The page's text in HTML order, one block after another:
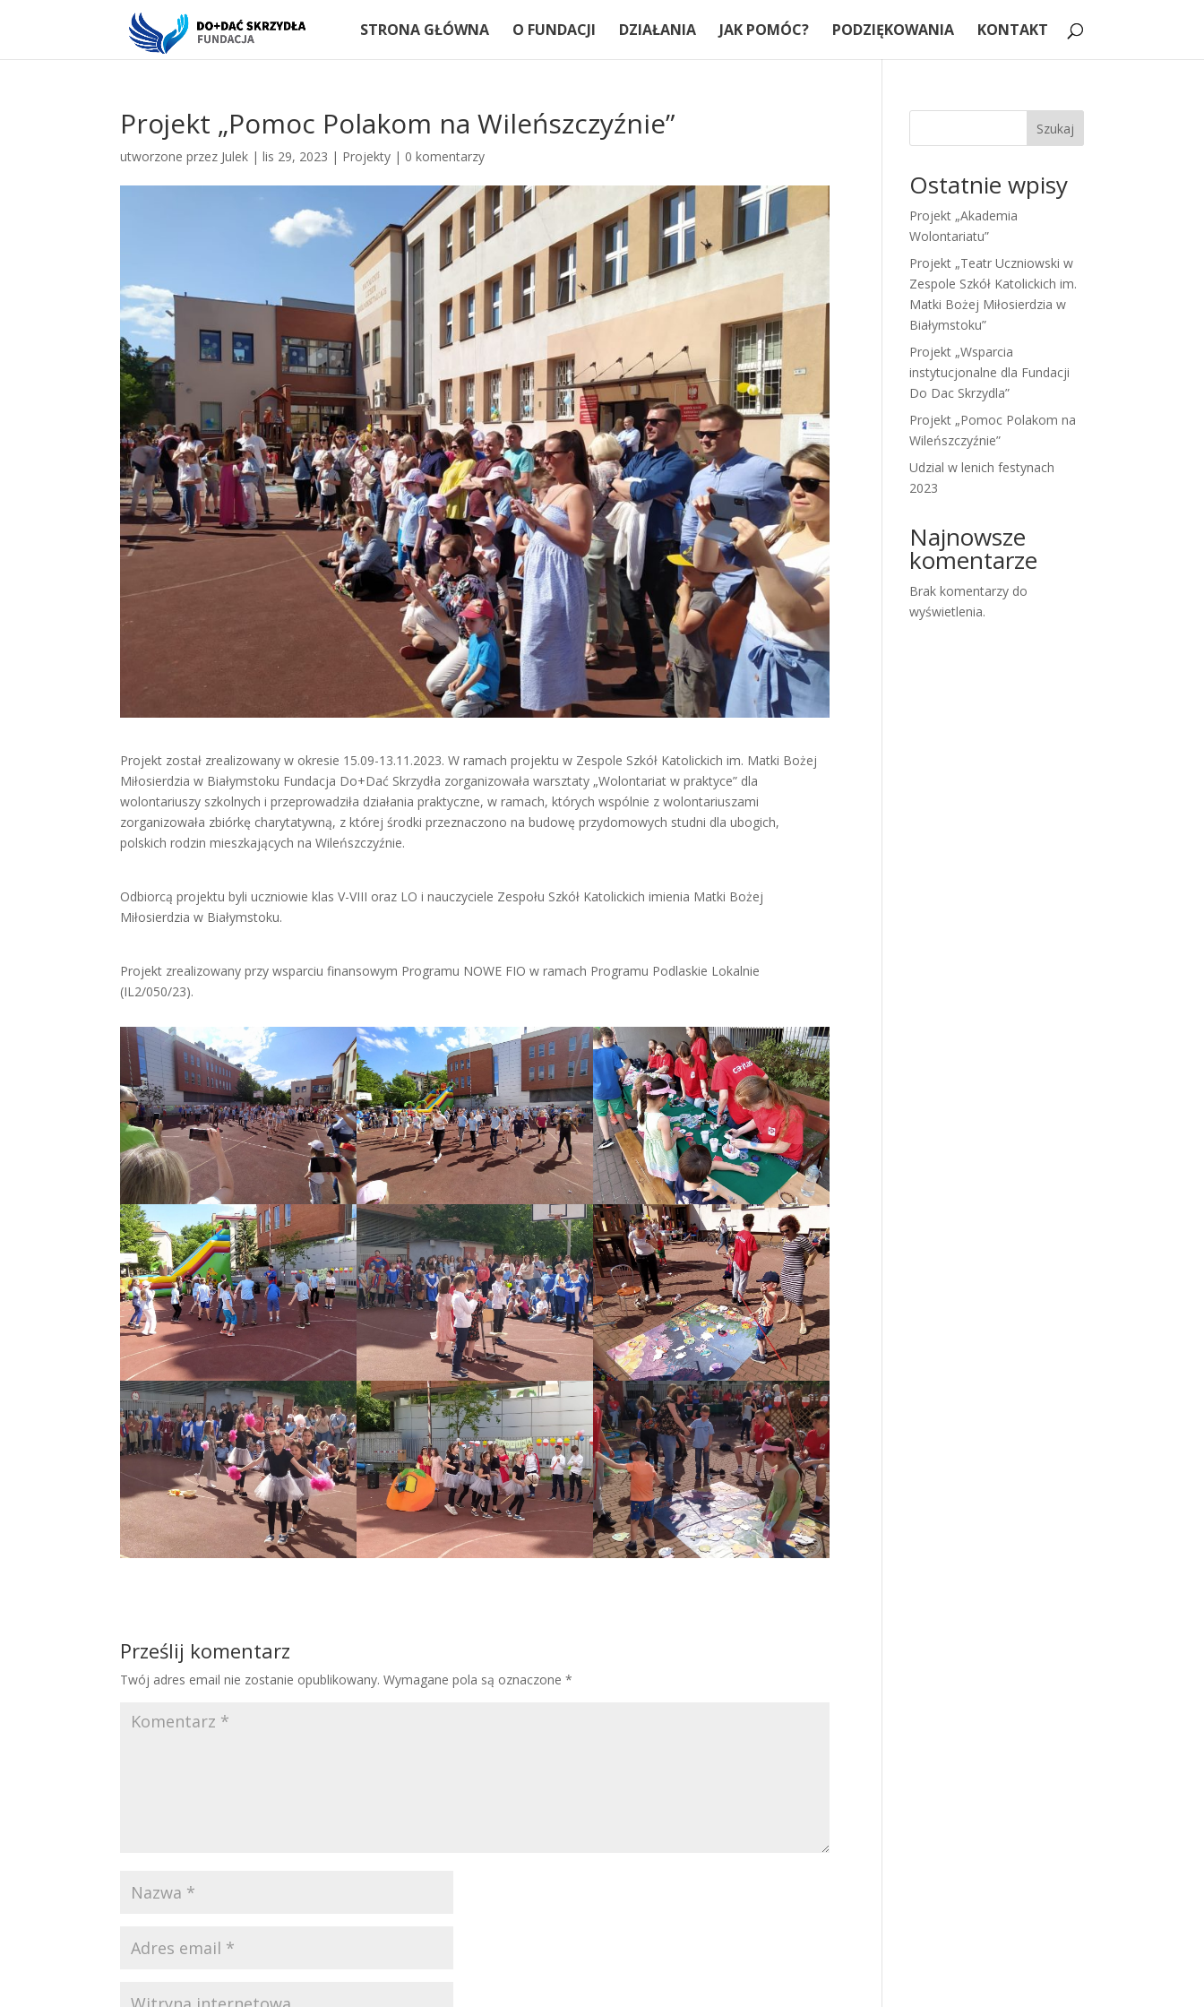
STRONA GŁÓWNA O FUNDACJI DZIAŁANIA JAK POMÓC? PODZIĘKOWANIA KONTAKT
Projekt „Pomoc Polakom na Wileńszczyźnie”
utworzone przez Julek |lis 29, 2023 | Projekty | 0 komentarzy
Projekt został zrealizowany w okresie 15.09-13.11.2023. W ramach projektu w Zespole Szkół Katolickich im. Matki Bożej
Miłosierdzia w Białymstoku Fundacja Do+Dać Skrzydła zorganizowała warsztaty „Wolontariat w praktyce” dla
wolontariuszy szkolnych i przeprowadziła działania praktyczne, w ramach, których wspólnie z wolontariuszami
zorganizowała zbiórkę charytatywną, z której środki przeznaczono na budowę przydomowych studni dla ubogich,
polskich rodzin mieszkających na Wileńszczyźnie.
Odbiorcą projektu byli uczniowie klas V-VIII oraz LO i nauczyciele Zespołu Szkół Katolickich imienia Matki Bożej
Miłosierdzia w Białymstoku.
Projekt zrealizowany przy wsparciu finansowym Programu NOWE FIO w ramach Programu Podlaskie Lokalnie
(IL2/050/23).
Prześlij komentarz
Twój adres email nie zostanie opublikowany. Wymagane pola są oznaczone*
Szukaj
Ostatnie wpisy
Projekt „Akademia
Wolontariatu”
Projekt „Teatr Uczniowski w
Zespole Szkół Katolickich im.
Matki Bożej Miłosierdzia w
Białymstoku”
Projekt „Wsparcia
instytucjonalne dla Fundacji
Do Dac Skrzydla”
Projekt „Pomoc Polakom na
Wileńszczyźnie”
Udzial w lenich festynach
2023
Najnowsze
komentarze
Brak komentarzy do
wyświetlenia.